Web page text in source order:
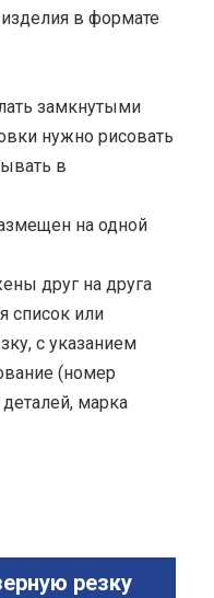
в формате
замкнутыми
нужно рисовать
в
на одной
друг на друга
список или
с указанием
(номер
марка
резку